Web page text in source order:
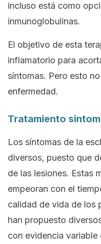
incluso está como
inmunoglobulinas.
El objetivo de esta
inflamatorio para
síntomas. Pero esto
enfermedad.
Tratamiento
Los síntomas de la
diversos, puesto que
de las lesiones. Estas
empeoran con el
calidad de vida de los
han propuesto
con evidencia